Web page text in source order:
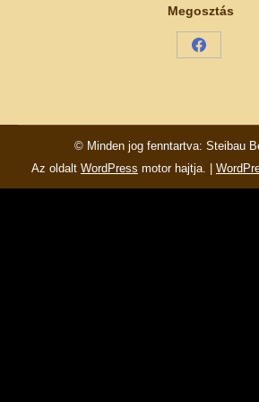
Megosztás
Share
© Minden jog fenntartva: Steibau
Az oldalt WordPress motor hajtja. |